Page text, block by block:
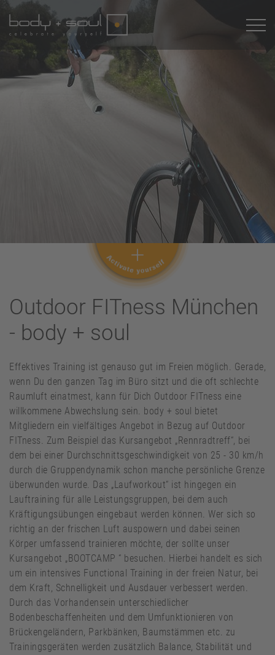
Outdoor FITness München
- body + soul
Effektives Training ist genauso gut im Freien möglich. Gerade,
wenn Du den ganzen Tag im Büro sitzt und die oft schlechte
Raumluft einatmest, kann für Dich Outdoor FITness eine
willkommene Abwechslung sein. body + soul bietet
Mitgliedern ein vielfältiges Angebot in Bezug auf Outdoor
FITness. Zum Beispiel das Kursangebot „Rennradtreff“, bei
dem bei einer Durchschnittsgeschwindigkeit von 25 - 30 km/h
durch die Gruppendynamik schon manche persönliche Grenze
überwunden wurde. Das „Laufworkout“ ist hingegen ein
Lauftraining für alle Leistungsgruppen, bei dem auch
Kräftigungsübungen eingebaut werden können. Wer sich so
richtig an der frischen Luft auspowern und dabei seinen
Körper umfassend trainieren möchte, der sollte unser
Kursangebot „BOOTCAMP “ besuchen. Hierbei handelt es sich
um ein intensives Functional Training in der freien Natur, bei
dem Kraft, Schnelligkeit und Ausdauer verbessert werden.
Durch das Vorhandensein unterschiedlicher
Bodenbeschaffenheiten und dem Umfunktionieren von
Brückengeländern, Parkbänken, Baumstämmen etc. zu
Trainingsgeräten werden zusätzlich Balance, Stabilität und